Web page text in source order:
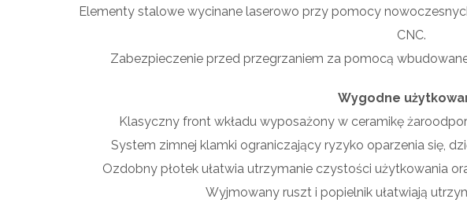
Elementy stalowe wycinane laserowo przy pomocy
CNC.
Zabezpieczenie przed przegrzaniem za pomocą
Wygodne
Klasyczny front wkładu wyposażony w ceramikę
System zimnej klamki ograniczający ryzyko oparzenia się,
Ozdobny płotek ułatwia utrzymanie czystości użytkowania
Wyjmowany ruszt i popielnik ułatwiają